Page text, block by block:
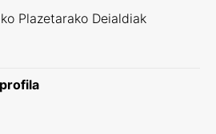
Plazetarako Deialdiak